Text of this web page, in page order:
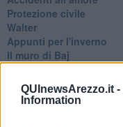
QUInewsArezzo.it -
Information
Protezione civile
Walter
Appunti per l'inverno
Il muro di Baj
La tempesta e altro
Umani